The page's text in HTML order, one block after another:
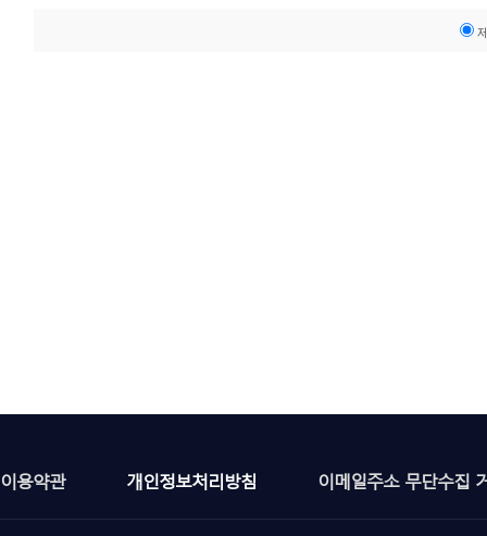
이용약관 개인정보처리방침 이메일주소 무단수집